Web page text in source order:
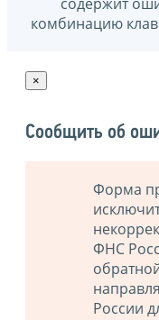
комбинацию
×
Сообщить об
Форма
ФНС
России